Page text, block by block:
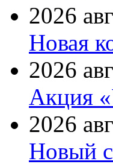
2026
Новая
2026
Акция
2026
Новый